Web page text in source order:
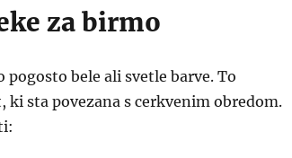
za birmo
bele ali svetle barve. To
sta povezana s cerkvenim obredom.